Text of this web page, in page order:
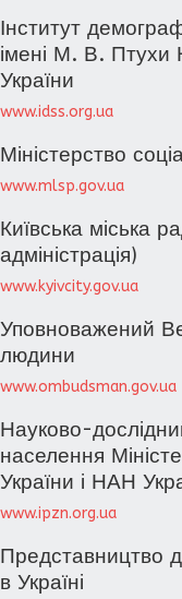
Інститут
імені М. В. Птухи
України
www.idss.org.ua
Міністерство
www.mlsp.gov.ua
Київська міська
адміністрація)
www.kyivcity.gov.ua
Уповноважений
людини
www.ombudsman.gov.ua
Науково-
населення
України і НАН
www.ipzn.org.ua
в Україні